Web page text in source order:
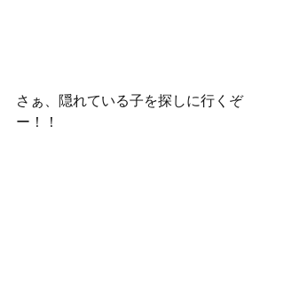
さぁ、隠れている子を探しに行くぞ
ー！！